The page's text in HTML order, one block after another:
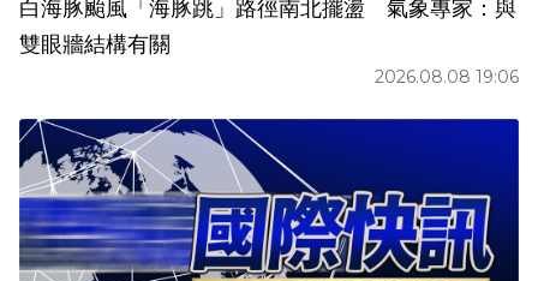
白海豚颱風「海豚跳」路徑南北擺盪 氣象專家：與
雙眼牆結構有關
2026.08.08 19:06